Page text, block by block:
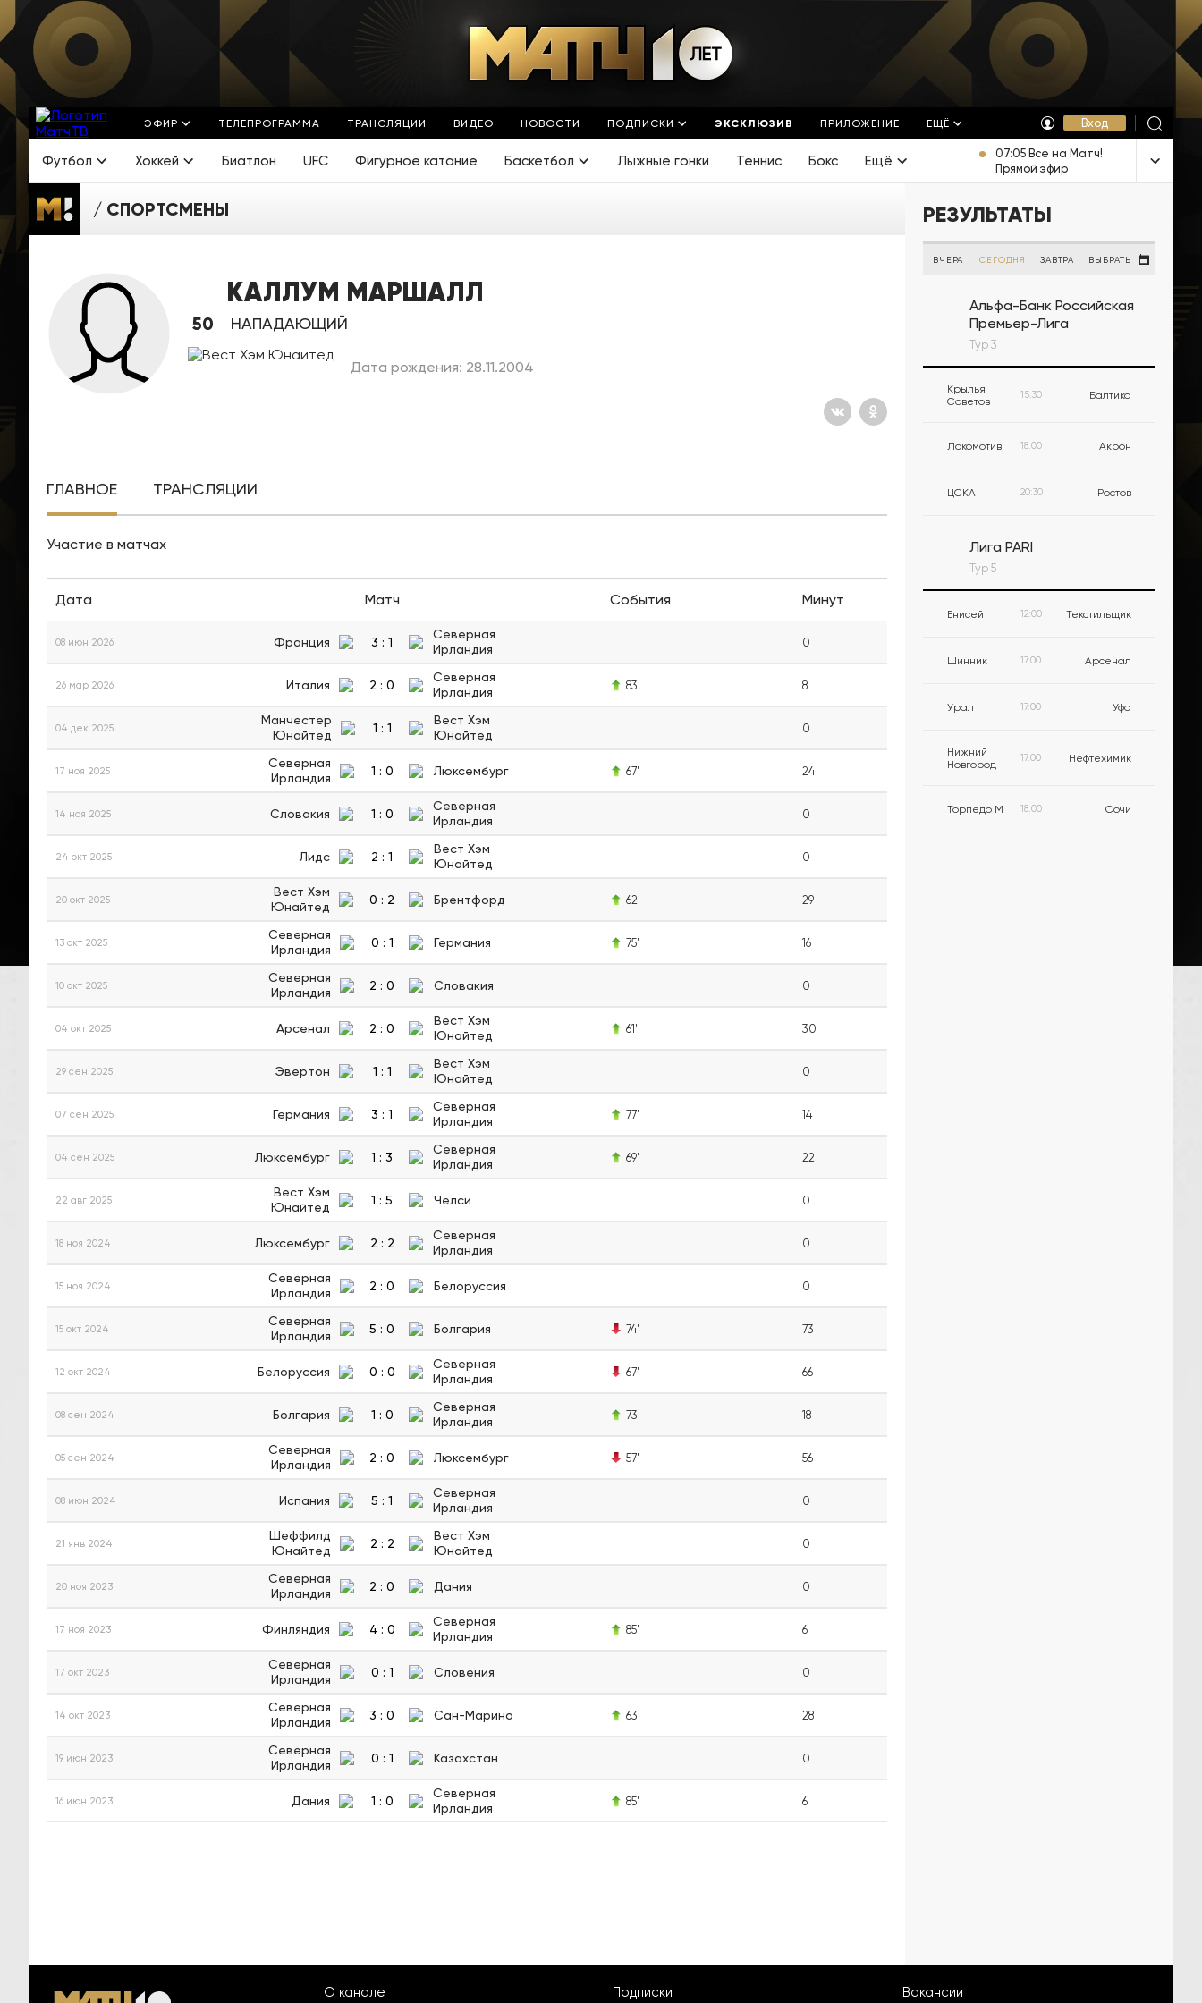
ЭФИР ТЕЛЕПРОГРАММА ТРАНСЛЯЦИИ ВИДЕО НОВОСТИ ПОДПИСКИ ЭКСКЛЮЗИВ ПРИЛОЖЕНИЕ ЕЩЁ Вход
Футбол Хоккей Биатлон UFC Фигурное катание Баскетбол Лыжные гонки Теннис Бокс Ещё
07:05 Все на Матч!
Прямой эфир
СПОРТСМЕНЫ
КАЛЛУМ МАРШАЛЛ
50 НАПАДАЮЩИЙ
Дата рождения: 28.11.2004
ГЛАВНОЕ ТРАНСЛЯЦИИ
Участие в матчах
Дата Матч События Минут
08 июн 2026 Франция 3 : 1
Северная
Ирландия
0
26 мар 2026 Италия 2 : 0
Северная
Ирландия
83' 8
04 дек 2025
Манчестер
Юнайтед
1 : 1
Вест Хэм
Юнайтед
0
17 ноя 2025
Северная
Ирландия
1 : 0 Люксембург 67' 24
14 ноя 2025 Словакия 1 : 0
Северная
Ирландия
0
24 окт 2025 Лидс 2 : 1
Вест Хэм
Юнайтед
0
20 окт 2025
Вест Хэм
Юнайтед
0 : 2 Брентфорд 62' 29
13 окт 2025
Северная
Ирландия
0 : 1 Германия 75' 16
10 окт 2025
Северная
Ирландия
2 : 0 Словакия 0
04 окт 2025 Арсенал 2 : 0
Вест Хэм
Юнайтед
61' 30
29 сен 2025 Эвертон 1 : 1
Вест Хэм
Юнайтед
0
07 сен 2025 Германия 3 : 1
Северная
Ирландия
77' 14
04 сен 2025 Люксембург 1 : 3
Северная
Ирландия
69' 22
22 авг 2025
Вест Хэм
Юнайтед
1 : 5 Челси 0
18 ноя 2024 Люксембург 2 : 2
Северная
Ирландия
0
15 ноя 2024
Северная
Ирландия
2 : 0 Белоруссия 0
15 окт 2024
Северная
Ирландия
5 : 0 Болгария 74' 73
12 окт 2024 Белоруссия 0 : 0
Северная
Ирландия
67' 66
08 сен 2024 Болгария 1 : 0
Северная
Ирландия
73' 18
05 сен 2024
Северная
Ирландия
2 : 0 Люксембург 57' 56
08 июн 2024 Испания 5 : 1
Северная
Ирландия
0
21 янв 2024
Шеффилд
Юнайтед
2 : 2
Вест Хэм
Юнайтед
0
20 ноя 2023
Северная
Ирландия
2 : 0 Дания 0
17 ноя 2023 Финляндия 4 : 0
Северная
Ирландия
85' 6
17 окт 2023
Северная
Ирландия
0 : 1 Словения 0
14 окт 2023
Северная
Ирландия
3 : 0 Сан-Марино 63' 28
19 июн 2023
Северная
Ирландия
0 : 1 Казахстан 0
16 июн 2023 Дания 1 : 0
Северная
Ирландия
85' 6
РЕЗУЛЬТАТЫ
ВЧЕРА СЕГОДНЯ ЗАВТРА ВЫБРАТЬ
Альфа-Банк Российская
Премьер-Лига
Тур 3
Крылья
Советов
15:30 Балтика
Локомотив 18:00 Акрон
ЦСКА 20:30 Ростов
Лига PARI
Тур 5
Енисей 12:00 Текстильщик
Шинник 17:00 Арсенал
Урал 17:00 Уфа
Нижний
Новгород
17:00 Нефтехимик
Торпедо М 18:00 Сочи
О канале Подписки Вакансии